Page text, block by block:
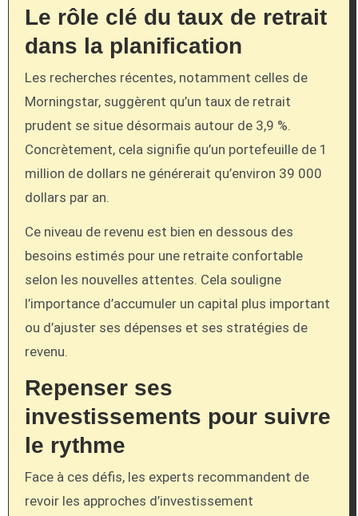
Le rôle clé du taux de retrait
dans la planification
Les recherches récentes, notamment celles de
Morningstar, suggèrent qu’un taux de retrait
prudent se situe désormais autour de 3,9 %.
Concrètement, cela signifie qu’un portefeuille de 1
million de dollars ne générerait qu’environ 39 000
dollars par an.
Ce niveau de revenu est bien en dessous des
besoins estimés pour une retraite confortable
selon les nouvelles attentes. Cela souligne
l’importance d’accumuler un capital plus important
ou d’ajuster ses dépenses et ses stratégies de
revenu.
Repenser ses
investissements pour suivre
le rythme
Face à ces défis, les experts recommandent de
revoir les approches d’investissement